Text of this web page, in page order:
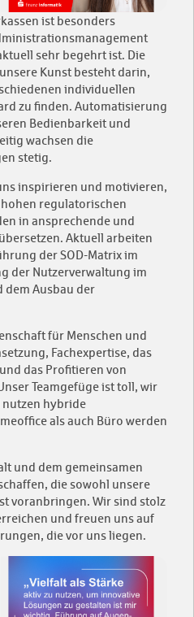
ist besonders
sehr begehrt ist. Die
Kunst besteht darin,
individuellen
zu finden. Automatisierung
Bedienbarkeit und
wachsen die
stetig.
inspirieren und motivieren,
regulatorischen
in ansprechende und
Aktuell arbeiten
der SOD-Matrix im
der Nutzerverwaltung im
dem Ausbau der
für Menschen und
Fachexpertise, das
das Profitieren von
Teamgefüge ist toll, wir
nutzen hybride
als auch Büro werden
und dem gemeinsamen
die sowohl unsere
voranbringen. Wir sind stolz
und freuen uns auf
die vor uns liegen.